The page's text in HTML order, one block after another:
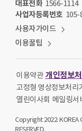
대표전화 1566-1114
사업자등록번호 105-
사용자가이드
이용꿀팁
이용약관 개인정보
고정형 영상정보처리
열린이사회 메일링서
Copyright 2022. KOREA